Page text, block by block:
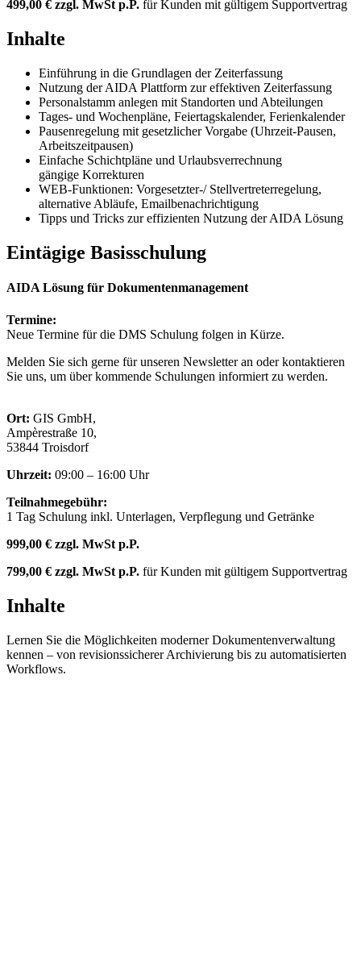
499,00 € zzgl. MwSt p.P. für Kunden mit gültigem Supportvertrag
Inhalte
Einführung in die Grundlagen der Zeiterfassung
Nutzung der AIDA Plattform zur effektiven Zeiterfassung
Personalstamm anlegen mit Standorten und Abteilungen
Tages- und Wochenpläne, Feiertagskalender, Ferienkalender
Pausenregelung mit gesetzlicher Vorgabe (Uhrzeit-Pausen,
Arbeitszeitpausen)
Einfache Schichtpläne und Urlaubsverrechnung
gängige Korrekturen
WEB-Funktionen: Vorgesetzter-/ Stellvertreterregelung,
alternative Abläufe, Emailbenachrichtigung
Tipps und Tricks zur effizienten Nutzung der AIDA Lösung
Eintägige Basisschulung
AIDA Lösung für Dokumentenmanagement
Termine:
Neue Termine für die DMS Schulung folgen in Kürze.
Melden Sie sich gerne für unseren Newsletter an oder kontaktieren
Sie uns, um über kommende Schulungen informiert zu werden.
Ort: GIS GmbH,
Ampèrestraße 10,
53844 Troisdorf
Uhrzeit: 09:00 – 16:00 Uhr
Teilnahmegebühr:
1 Tag Schulung inkl. Unterlagen, Verpflegung und Getränke
999,00 € zzgl. MwSt p.P.
799,00 € zzgl. MwSt p.P. für Kunden mit gültigem Supportvertrag
Inhalte
Lernen Sie die Möglichkeiten moderner Dokumentenverwaltung
kennen – von revisionssicherer Archivierung bis zu automatisierten
Workflows.